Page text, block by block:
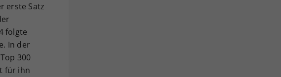
erste Satz
folgte
In der
300
für ihn